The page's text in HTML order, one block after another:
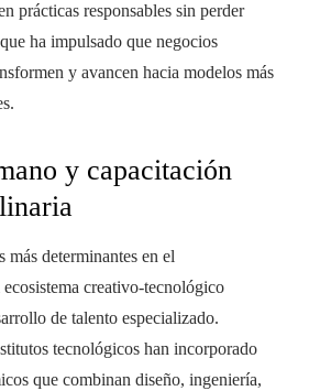
prácticas responsables sin perder
ha impulsado que negocios
y avancen hacia modelos más
y capacitación
más determinantes en el
creativo-tecnológico
de talento especializado.
tecnológicos han incorporado
que combinan diseño, ingeniería,